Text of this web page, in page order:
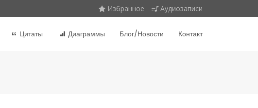
Избранное Аудиозаписи
Цитаты Диаграммы Блог/Новости Контакт